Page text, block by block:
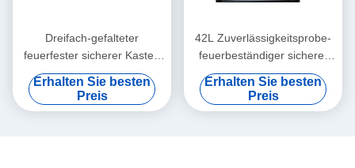
Dreifach-gefalteter
feuerfester sicherer Kasten
der Tür mit Kratzer-
widerstehen Pulver-
Beschichtung auf EGI-
Erhalten Sie besten
Preis
42L Zuverlässigkeitsprobe-
feuerbeständiger sicherer
Kasten mit Anti-Einbruch
Griff/4 Blockierungspunkte in
Körper für militärische
Erhalten Sie besten
Preis